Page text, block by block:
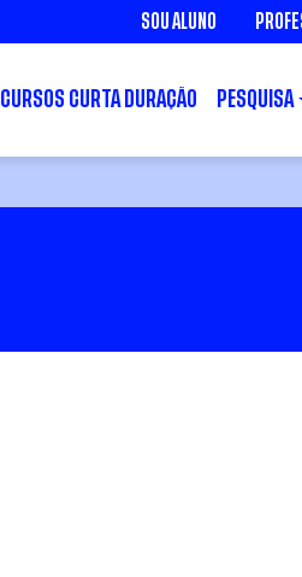
SOU ALUNO
CURSOS CURTA DURAÇÃO PESQUISA